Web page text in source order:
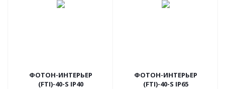
ФОТОН-ИНТЕРЬЕР
(FTI)-40-S IP40
ФОТОН-ИНТЕРЬЕР
(FTI)-40-S IP65